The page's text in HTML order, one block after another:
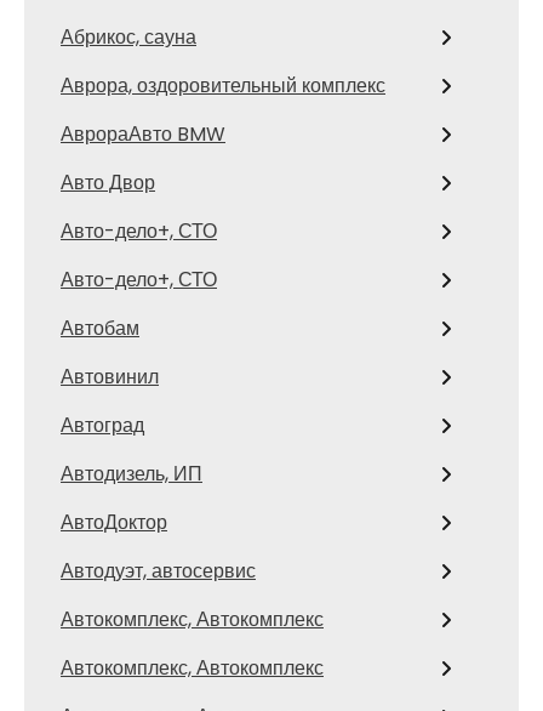
Абрикос, сауна
Аврора, оздоровительный комплекс
АврораАвто BMW
Авто Двор
Авто-дело+, СТО
Авто-дело+, СТО
Автобам
Автовинил
Автоград
Автодизель, ИП
АвтоДоктор
Автодуэт, автосервис
Автокомплекс, Автокомплекс
Автокомплекс, Автокомплекс